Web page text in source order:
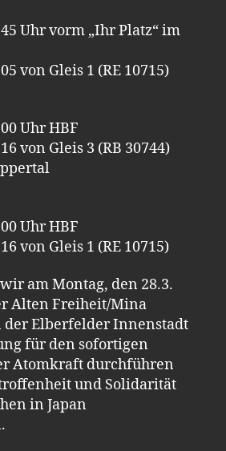
Uhr vorm „Ihr Platz“ im
von Gleis 1 (RE 10715)
Uhr HBF
von Gleis 3 (RB 30744)
Uhr HBF
von Gleis 1 (RE 10715)
am Montag, den 28.3.
Alten Freiheit/Mina
Elberfelder Innenstadt
für den sofortigen
Atomkraft durchführen
und Solidarität
in Japan